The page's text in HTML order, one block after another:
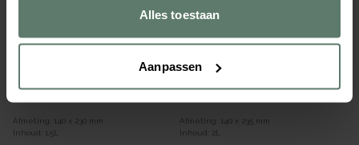
Alles toestaan
Aanpassen
M/gele Schroefdop 1.5Ltr
€ 14,25
per stuk
Afmeting: 140 x 230 mm
Inhoud:
1,5 L
M/gele Drukknop 2,00L
per stuk
Afmeting: 140 x 235
mm
Inhoud:
2L